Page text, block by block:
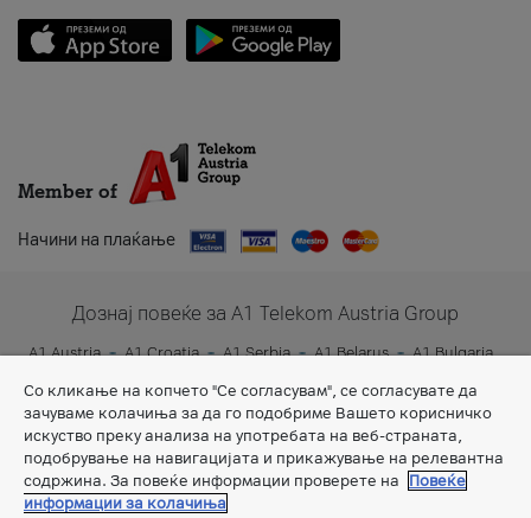
Member of
Начини на плаќање
Дознај повеќе за A1 Telekom Austria Group
A1 Austria A1 Croatia A1 Serbia A1 Belarus
A1 Bulgaria
A1 Slovenia
A1 Digital
Со кликање на копчето "Се согласувам", се согласувате да
зачуваме колачиња за да го подобриме Вашето корисничко
искуство преку анализа на употребата на веб-страната,
подобрување на навигацијата и прикажување на релевантна
содржина. За повеќе информации проверете на
Повеќе
информации за колачиња